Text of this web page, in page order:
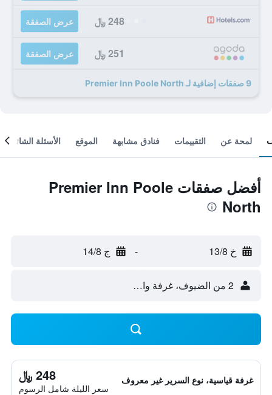
248 ﷼ عرض الصفقة
251 ﷼ عرض الصفقة
9 صفقات إضافية لـ Premier Inn Poole North
لمحة عن التقييمات فنادق مشابهة الموقع الأسئلة الشائعة
أفضل صفقات Premier Inn Poole
North
خ 13/8 - ج 14/8
2 من الضيوف، غرفة واحدة
غرفة قياسية، نوع السرير غير معروف 248 ﷼
سعر الليلة شامل الرسوم